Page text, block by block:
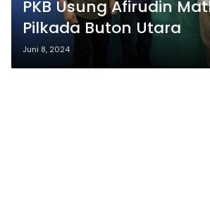
PKB Usung Afirudin
Pilkada Buton Utara
Juni 8, 2024